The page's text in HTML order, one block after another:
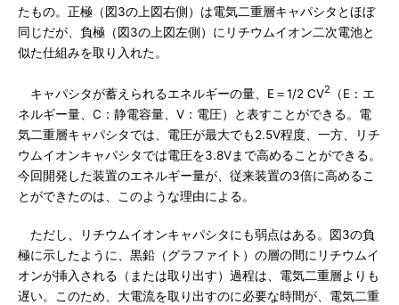
たもの。正極（図3の上図右側）は電気二重層キャパシタとほぼ
同じだが、負極（図3の上図左側）にリチウムイオン二次電池と
似た仕組みを取り入れた。
キャパシタが蓄えられるエネルギーの量、E＝1/2 CV2
（E：エ
ネルギー量、C：静電容量、V：電圧）と表すことができる。電
気二重層キャパシタでは、電圧が最大でも2.5V程度、一方、リチ
ウムイオンキャパシタでは電圧を3.8Vまで高めることができる。
今回開発した装置のエネルギー量が、従来装置の3倍に高めるこ
とができたのは、このような理由による。
ただし、リチウムイオンキャパシタにも弱点はある。図3の負
極に示したように、黒鉛（グラファイト）の層の間にリチウムイ
オンが挿入される（または取り出す）過程は、電気二重層よりも
遅い。このため、大電流を取り出すのに必要な時間が、電気二重